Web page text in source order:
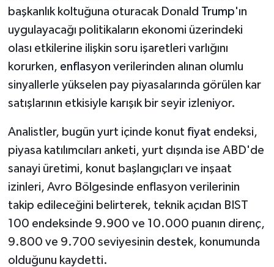
başkanlık koltuğuna oturacak Donald Trump'ın
uygulayacağı politikaların ekonomi üzerindeki
olası etkilerine ilişkin soru işaretleri varlığını
korurken, enflasyon verilerinden alınan olumlu
sinyallerle yükselen pay piyasalarında görülen kar
satışlarının etkisiyle karışık bir seyir izleniyor.
Analistler, bugün yurt içinde konut fiyat endeksi,
piyasa katılımcıları anketi, yurt dışında ise ABD'de
sanayi üretimi, konut başlangıçları ve inşaat
izinleri, Avro Bölgesinde enflasyon verilerinin
takip edileceğini belirterek, teknik açıdan BIST
100 endeksinde 9.900 ve 10.000 puanın direnç,
9.800 ve 9.700 seviyesinin destek, konumunda
olduğunu kaydetti.